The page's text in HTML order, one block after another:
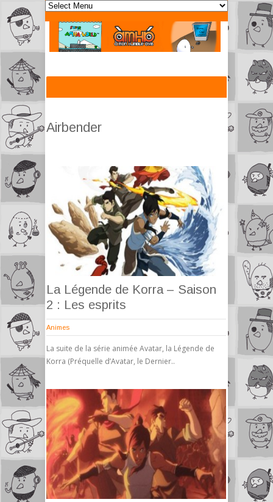
Airbender
La Légende de Korra – Saison
2 : Les esprits
Animes
La suite de la série animée Avatar, la Légende de
Korra (Préquelle d’Avatar, le Dernier..